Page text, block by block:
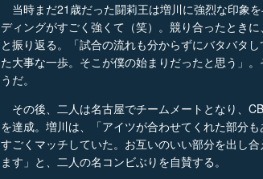
当時まだ21歳だった闘莉王は増川に強烈な印象
ディングがすごく強くて（笑）。競り合ったとき
と振り返る。「試合の流れも分からずにバタバタ
た大事な一歩。そこが僕の始まりだったと思う」
うだ。
その後、二人は名古屋でチームメートとなり、
を達成。増川は、「アイツが合わせてくれた部分
すごくマッチしていた。お互いのいい部分を出し
ます」と、二人の名コンビぶりを自賛する。